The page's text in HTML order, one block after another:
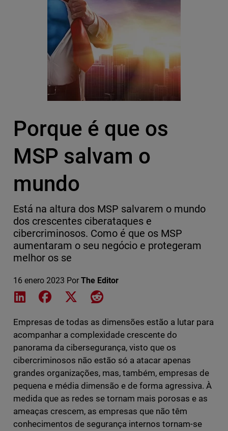
Porque é que os
MSP salvam o
mundo
Está na altura dos MSP salvarem o mundo
dos crescentes ciberataques e
cibercriminosos. Como é que os MSP
aumentaram o seu negócio e protegeram
melhor os se
16 enero 2023 Por The Editor
Share on LinkedIn
Share on Facebook
Share on XShare on Reddit
Empresas de todas as dimensões estão a lutar para
acompanhar a complexidade crescente do
panorama da cibersegurança, visto que os
cibercriminosos não estão só a atacar apenas
grandes organizações, mas, também, empresas de
pequena e média dimensão e de forma agressiva. À
medida que as redes se tornam mais porosas e as
ameaças crescem, as empresas que não têm
conhecimentos de segurança internos tornam-se